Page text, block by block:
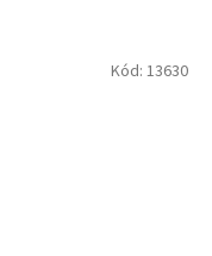
Kód: 13630